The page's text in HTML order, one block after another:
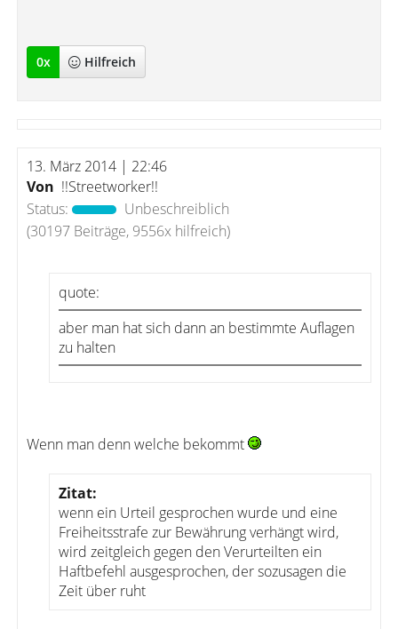
0x Hilfreich
13. März 2014 | 22:46
Von !!Streetworker!!
Status:
Unbeschreiblich
(30197 Beiträge, 9556x hilfreich)
quote:
aber man hat sich dann an bestimmte Auflagen
zu halten
Wenn man denn welche bekommt
Zitat:
wenn ein Urteil gesprochen wurde und eine
Freiheitsstrafe zur Bewährung verhängt wird,
wird zeitgleich gegen den Verurteilten ein
Haftbefehl ausgesprochen, der sozusagen die
Zeit über ruht